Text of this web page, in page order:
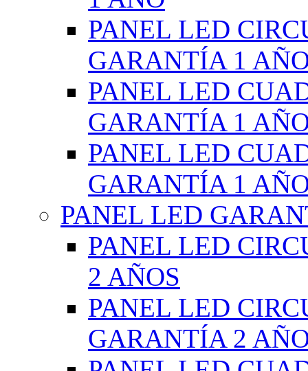
PANEL LED
GARANTÍA 1
PANEL LED
GARANTÍA 1
PANEL LED
GARANTÍA 1
PANEL LED
PANEL LED
2 AÑOS
PANEL LED
GARANTÍA 2